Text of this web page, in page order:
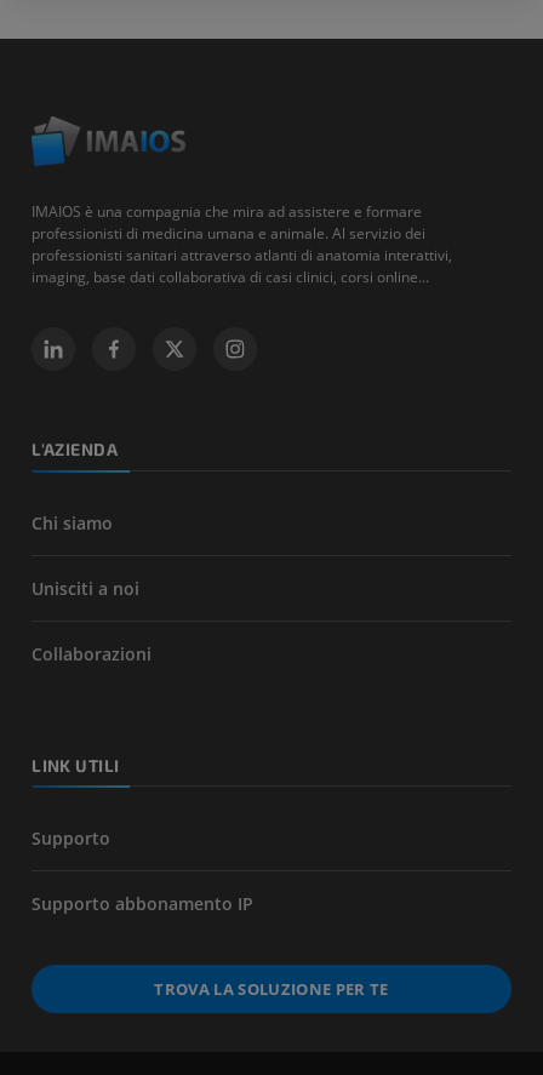
IMAIOS è una compagnia che mira ad assistere e formare
professionisti di medicina umana e animale. Al servizio dei
professionisti sanitari attraverso atlanti di anatomia interattivi,
imaging, base dati collaborativa di casi clinici, corsi online...
L'AZIENDA
Chi siamo
Unisciti a noi
Collaborazioni
LINK UTILI
Supporto
Supporto abbonamento IP
TROVA LA SOLUZIONE PER TE